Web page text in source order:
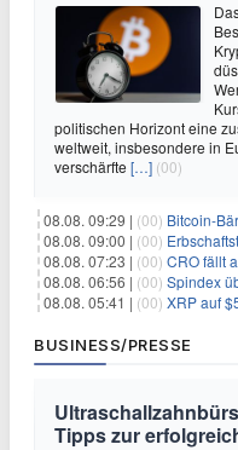
politischen Horizont eine
weltweit, insbesondere in
verschärfte […] (00)
08.08. 09:29 | (00) Bitcoin-Bärenmarkt
08.08. 09:00 | (00) Erbschaftsteuer-
08.08. 07:23 | (00) CRO fällt auf 3-
08.08. 06:56 | (00) Spindex
08.08. 05:41 | (00) XRP auf
BUSINESS/PRESSE
Tipps zur